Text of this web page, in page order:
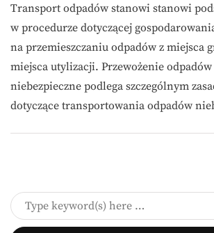
Transport odpadów stanowi stanowi
w procedurze dotyczącej
na przemieszczaniu odpadów z miejsca
miejsca utylizacji. Przewożenie
niebezpieczne podlega szczególnym
dotyczące transportowania odpadów